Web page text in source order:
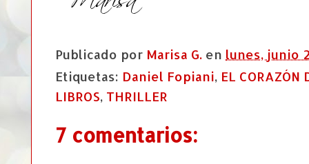
Publicado por Marisa G. en lunes, junio
Etiquetas: Daniel Fopiani, EL CORAZÓN
LIBROS, THRILLER
7 comentarios: